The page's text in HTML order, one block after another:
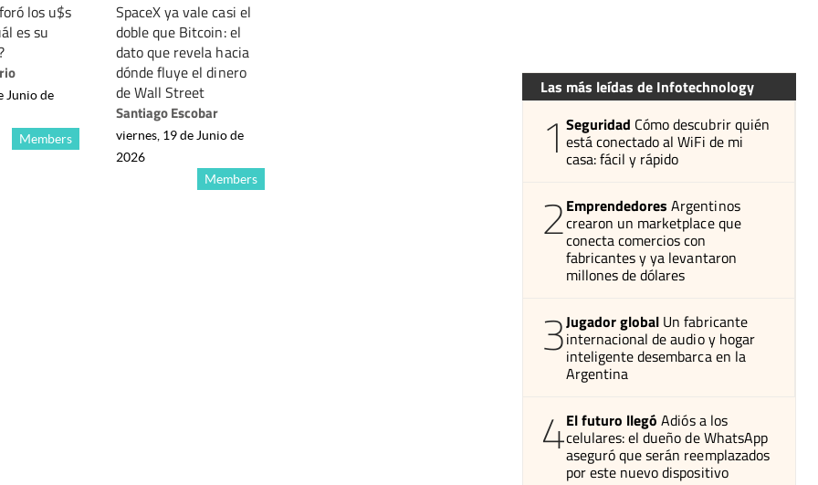
los u$s
es su
Members
Junio de
SpaceX ya vale casi el
doble que Bitcoin: el
dato que revela hacia
dónde fluye el dinero
de Wall Street
Santiago Escobar
Members
viernes, 19 de Junio de
2026
Las más leídas de Infotechnology
1 Seguridad Cómo descubrir quién
está conectado al WiFi de mi
casa: fácil y rápido
2Emprendedores Argentinos
crearon un marketplace que
conecta comercios con
fabricantes y ya levantaron
millones de dólares
3Jugador global Un fabricante
internacional de audio y hogar
inteligente desembarca en la
Argentina
4El futuro llegó Adiós a los
celulares: el dueño de WhatsApp
aseguró que serán reemplazados
por este nuevo dispositivo